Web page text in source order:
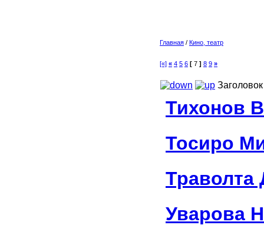
Главная / Кино, театр
[«] « 4 5 6 [ 7 ] 8 9 »
Заголовок
Тихонов
Тосиро
Траволта
Уварова